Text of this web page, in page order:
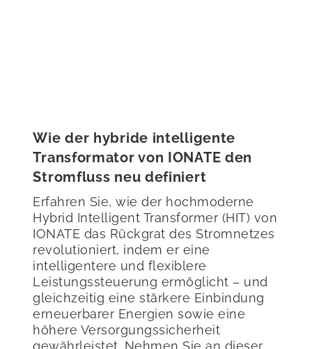
Wie der hybride intelligente
Transformator von IONATE den
Stromfluss neu definiert
Erfahren Sie, wie der hochmoderne
Hybrid Intelligent Transformer (HIT) von
IONATE das Rückgrat des Stromnetzes
revolutioniert, indem er eine
intelligentere und flexiblere
Leistungssteuerung ermöglicht – und
gleichzeitig eine stärkere Einbindung
erneuerbarer Energien sowie eine
höhere Versorgungssicherheit